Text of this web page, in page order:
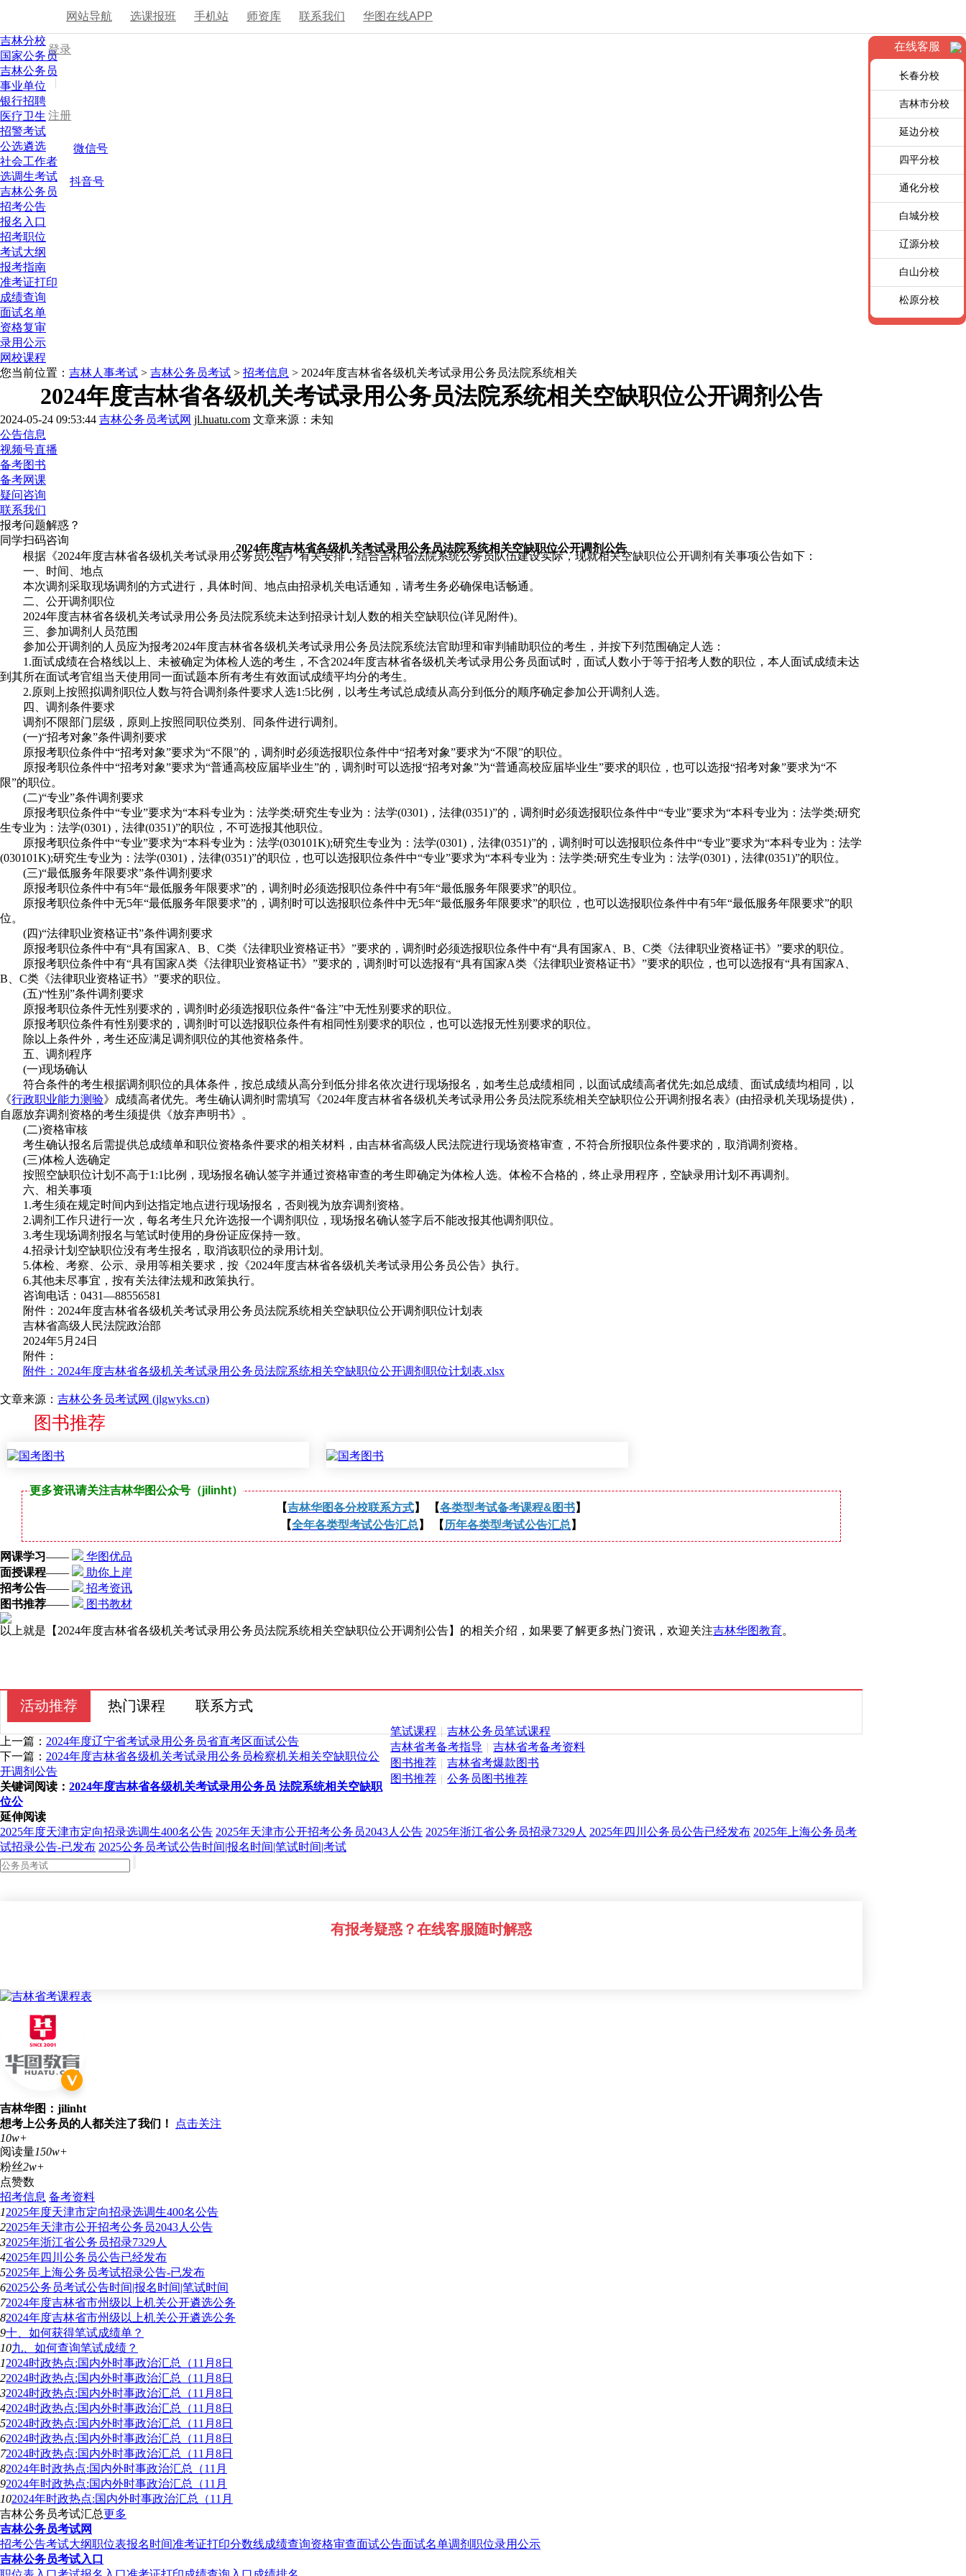
网站导航 选课报班 手机站 师资库 联系我们 华图在线APP
登录
|
注册
微信号
抖音号
吉林分校
国家公务员
吉林公务员
事业单位
银行招聘
医疗卫生
招警考试
公选遴选
社会工作者
选调生考试
吉林公务员
招考公告
报名入口
招考职位
考试大纲
报考指南
准考证打印
成绩查询
面试名单
资格复审
录用公示
网校课程
您当前位置： 吉林人事考试 > 吉林公务员考试 > 招考信息 > 2024年度吉林省各级机关考试录用公务员法院系统相关
2024年度吉林省各级机关考试录用公务员法院系统相关空缺职位公开调剂公告
2024-05-24 09:53:44 吉林公务员考试网 jl.huatu.com 文章来源：未知
公告信息
视频号直播
备考图书
备考网课
疑问咨询
联系我们
报考问题解惑？
同学扫码咨询
2024年度吉林省各级机关考试录用公务员法院系统相关空缺职位公开调剂公告
根据《2024年度吉林省各级机关考试录用公务员公告》有关安排，结合吉林省法院系统公务员队伍建设实际，现就相关空缺职位公开调剂有关事项公告如下：
一、时间、地点
本次调剂采取现场调剂的方式进行，具体时间、地点由招录机关电话通知，请考生务必确保电话畅通。
二、公开调剂职位
2024年度吉林省各级机关考试录用公务员法院系统未达到招录计划人数的相关空缺职位(详见附件)。
三、参加调剂人员范围
参加公开调剂的人员应为报考2024年度吉林省各级机关考试录用公务员法院系统法官助理和审判辅助职位的考生，并按下列范围确定人选：
1.面试成绩在合格线以上、未被确定为体检人选的考生，不含2024年度吉林省各级机关考试录用公务员面试时，面试人数小于等于招考人数的职位，本人面试成绩未达
到其所在面试考官组当天使用同一面试题本所有考生有效面试成绩平均分的考生。
2.原则上按照拟调剂职位人数与符合调剂条件要求人选1:5比例，以考生考试总成绩从高分到低分的顺序确定参加公开调剂人选。
四、调剂条件要求
调剂不限部门层级，原则上按照同职位类别、同条件进行调剂。
(一)“招考对象”条件调剂要求
原报考职位条件中“招考对象”要求为“不限”的，调剂时必须选报职位条件中“招考对象”要求为“不限”的职位。
原报考职位条件中“招考对象”要求为“普通高校应届毕业生”的，调剂时可以选报“招考对象”为“普通高校应届毕业生”要求的职位，也可以选报“招考对象”要求为“不
限”的职位。
(二)“专业”条件调剂要求
原报考职位条件中“专业”要求为“本科专业为：法学类;研究生专业为：法学(0301)，法律(0351)”的，调剂时必须选报职位条件中“专业”要求为“本科专业为：法学类;研究
生专业为：法学(0301)，法律(0351)”的职位，不可选报其他职位。
原报考职位条件中“专业”要求为“本科专业为：法学(030101K);研究生专业为：法学(0301)，法律(0351)”的，调剂时可以选报职位条件中“专业”要求为“本科专业为：法学
(030101K);研究生专业为：法学(0301)，法律(0351)”的职位，也可以选报职位条件中“专业”要求为“本科专业为：法学类;研究生专业为：法学(0301)，法律(0351)”的职位。
(三)“最低服务年限要求”条件调剂要求
原报考职位条件中有5年“最低服务年限要求”的，调剂时必须选报职位条件中有5年“最低服务年限要求”的职位。
原报考职位条件中无5年“最低服务年限要求”的，调剂时可以选报职位条件中无5年“最低服务年限要求”的职位，也可以选报职位条件中有5年“最低服务年限要求”的职
位。
(四)“法律职业资格证书”条件调剂要求
原报考职位条件中有“具有国家A、B、C类《法律职业资格证书》”要求的，调剂时必须选报职位条件中有“具有国家A、B、C类《法律职业资格证书》”要求的职位。
原报考职位条件中有“具有国家A类《法律职业资格证书》”要求的，调剂时可以选报有“具有国家A类《法律职业资格证书》”要求的职位，也可以选报有“具有国家A、
B、C类《法律职业资格证书》”要求的职位。
(五)“性别”条件调剂要求
原报考职位条件无性别要求的，调剂时必须选报职位条件“备注”中无性别要求的职位。
原报考职位条件有性别要求的，调剂时可以选报职位条件有相同性别要求的职位，也可以选报无性别要求的职位。
除以上条件外，考生还应满足调剂职位的其他资格条件。
五、调剂程序
(一)现场确认
符合条件的考生根据调剂职位的具体条件，按总成绩从高分到低分排名依次进行现场报名，如考生总成绩相同，以面试成绩高者优先;如总成绩、面试成绩均相同，以
《行政职业能力测验》成绩高者优先。考生确认调剂时需填写《2024年度吉林省各级机关考试录用公务员法院系统相关空缺职位公开调剂报名表》(由招录机关现场提供)，
自愿放弃调剂资格的考生须提供《放弃声明书》。
(二)资格审核
考生确认报名后需提供总成绩单和职位资格条件要求的相关材料，由吉林省高级人民法院进行现场资格审查，不符合所报职位条件要求的，取消调剂资格。
(三)体检人选确定
按照空缺职位计划不高于1:1比例，现场报名确认签字并通过资格审查的考生即确定为体检人选。体检不合格的，终止录用程序，空缺录用计划不再调剂。
六、相关事项
1.考生须在规定时间内到达指定地点进行现场报名，否则视为放弃调剂资格。
2.调剂工作只进行一次，每名考生只允许选报一个调剂职位，现场报名确认签字后不能改报其他调剂职位。
3.考生现场调剂报名与笔试时使用的身份证应保持一致。
4.招录计划空缺职位没有考生报名，取消该职位的录用计划。
5.体检、考察、公示、录用等相关要求，按《2024年度吉林省各级机关考试录用公务员公告》执行。
6.其他未尽事宜，按有关法律法规和政策执行。
咨询电话：0431—88556581
附件：2024年度吉林省各级机关考试录用公务员法院系统相关空缺职位公开调剂职位计划表
吉林省高级人民法院政治部
2024年5月24日
附件：
附件：2024年度吉林省各级机关考试录用公务员法院系统相关空缺职位公开调剂职位计划表.xlsx
文章来源： 吉林公务员考试网 (jlgwyks.cn)
图书推荐
更多资讯请关注吉林华图公众号（jilinht）
【吉林华图各分校联系方式】 【各类型考试备考课程&图书】
【全年各类型考试公告汇总 】 【 历年各类型考试公告汇总 】
网课学习——
华图优品
面授课程——
助你上岸
招考公告——
招考资讯
图书推荐—— 图书教材
以上就是【2024年度吉林省各级机关考试录用公务员法院系统相关空缺职位公开调剂公告】的相关介绍，如果要了解更多热门资讯，欢迎关注吉林华图教育。
活动推荐 热门课程 联系方式
笔试课程 | 吉林公务员笔试课程
吉林省考备考指导 | 吉林省考备考资料
图书推荐 | 吉林省考爆款图书
图书推荐 | 公务员图书推荐
上一篇： 2024年度辽宁省考试录用公务员省直考区面试公告
下一篇： 2024年度吉林省各级机关考试录用公务员检察机关相关空缺职位公
开调剂公告
关键词阅读： 2024年度吉林省各级机关考试录用公务员 法院系统相关空缺职
位公
延伸阅读
2025年度天津市定向招录选调生400名公告 2025年天津市公开招考公务员2043人公告 2025年浙江省公务员招录7329人 2025年四川公务员公告已经发布 2025年上海公务员考
试招录公告-已发布 2025公务员考试公告时间|报名时间|笔试时间|考试
有报考疑惑？在线客服随时解惑
吉林华图：jilinht
想考上公务员的人都关注了我们！
点击关注
10w+
阅读量150w+
粉丝2w+
点赞数
招考信息 备考资料
12025年度天津市定向招录选调生400名公告
22025年天津市公开招考公务员2043人公告
32025年浙江省公务员招录7329人
42025年四川公务员公告已经发布
52025年上海公务员考试招录公告-已发布
62025公务员考试公告时间|报名时间|笔试时间
72024年度吉林省市州级以上机关公开遴选公务
82024年度吉林省市州级以上机关公开遴选公务
9十、如何获得笔试成绩单？
10九、如何查询笔试成绩？
12024时政热点:国内外时事政治汇总（11月8日
22024时政热点:国内外时事政治汇总（11月8日
32024时政热点:国内外时事政治汇总（11月8日
42024时政热点:国内外时事政治汇总（11月8日
52024时政热点:国内外时事政治汇总（11月8日
62024时政热点:国内外时事政治汇总（11月8日
72024时政热点:国内外时事政治汇总（11月8日
82024年时政热点:国内外时事政治汇总（11月
92024年时政热点:国内外时事政治汇总（11月
102024年时政热点:国内外时事政治汇总（11月
吉林公务员考试汇总更多
吉林公务员考试网
招考公告考试大纲职位表报名时间准考证打印分数线成绩查询资格审查面试公告面试名单调剂职位录用公示
吉林公务员考试入口
在线客服
长春分校
吉林市分校
延边分校
四平分校
通化分校
白城分校
辽源分校
白山分校
松原分校